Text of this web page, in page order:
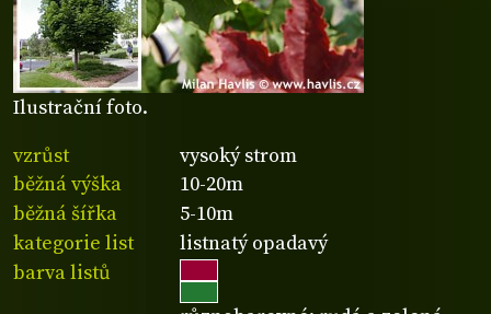
Ilustrační foto.
vzrůst
vysoký strom
běžná výška
10-20m
běžná šířka
5-10m
kategorie list
listnatý opadavý
barva listů